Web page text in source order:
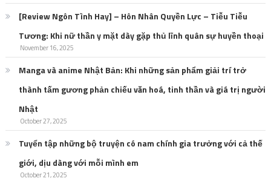
[Review Ngôn Tình Hay] – Hôn Nhân Quyền Lực – Tiễu Tiễu
Tương: Khi nữ thần y mặt dày gặp thủ lĩnh quân sự huyền thoại
November 16, 2025
Manga và anime Nhật Bản: Khi những sản phẩm giải trí trở
thành tấm gương phản chiếu văn hoá, tinh thần và giá trị người
Nhật
October 27, 2025
Tuyển tập những bộ truyện có nam chính gia trưởng với cả thế
giới, dịu dàng với mỗi mình em
October 21, 2025